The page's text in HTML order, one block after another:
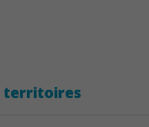
territoires